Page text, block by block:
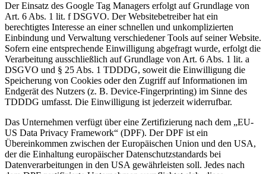
Der Einsatz des Google Tag Managers erfolgt auf Grundlage von
Art. 6 Abs. 1 lit. f DSGVO. Der Websitebetreiber hat ein
berechtigtes Interesse an einer schnellen und unkomplizierten
Einbindung und Verwaltung verschiedener Tools auf seiner Website.
Sofern eine entsprechende Einwilligung abgefragt wurde, erfolgt die
Verarbeitung ausschließlich auf Grundlage von Art. 6 Abs. 1 lit. a
DSGVO und § 25 Abs. 1 TDDDG, soweit die Einwilligung die
Speicherung von Cookies oder den Zugriff auf Informationen im
Endgerät des Nutzers (z. B. Device-Fingerprinting) im Sinne des
TDDDG umfasst. Die Einwilligung ist jederzeit widerrufbar.
Das Unternehmen verfügt über eine Zertifizierung nach dem „EU-
US Data Privacy Framework“ (DPF). Der DPF ist ein
Übereinkommen zwischen der Europäischen Union und den USA,
der die Einhaltung europäischer Datenschutzstandards bei
Datenverarbeitungen in den USA gewährleisten soll. Jedes nach